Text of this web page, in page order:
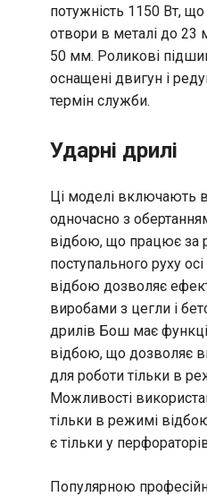
потужність 1150 Вт,
отвори в металі до 23
50 мм. Роликові
оснащені двигун і
термін служби.
Ударні дрилі
Ці моделі включають
одночасно з
відбою, що працює за
поступального руху
відбою дозволяє
виробами з цегли і
дрилів Бош має
відбою, що дозволяє
для роботи тільки в
Можливості
тільки в режимі
є тільки у
Популярною